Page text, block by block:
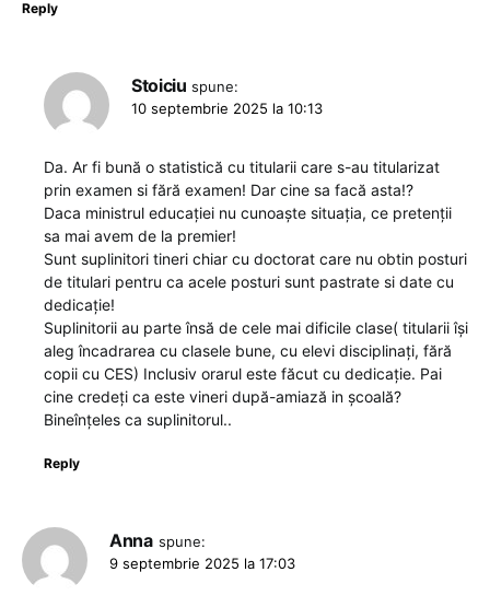
Reply
Stoiciu spune:
10 septembrie 2025 la 10:13
Da. Ar fi bună o statistică cu titularii care s-au titularizat
prin examen si fără examen! Dar cine sa facă asta!?
Daca ministrul educației nu cunoaște situația, ce pretenții
sa mai avem de la premier!
Sunt suplinitori tineri chiar cu doctorat care nu obtin posturi
de titulari pentru ca acele posturi sunt pastrate si date cu
dedicație!
Suplinitorii au parte însă de cele mai dificile clase( titularii își
aleg încadrarea cu clasele bune, cu elevi disciplinați, fără
copii cu CES) Inclusiv orarul este făcut cu dedicație. Pai
cine credeți ca este vineri după-amiază in școală?
Bineînțeles ca suplinitorul..
Reply
Anna spune:
9 septembrie 2025 la 17:03